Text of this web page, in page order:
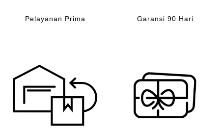
Pelayanan Prima Garansi 90 Hari